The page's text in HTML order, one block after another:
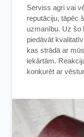
Serviss agri vai
reputāciju, tāpēc
uzmanību. Uz šo
piedāvāt
kas strādā ar
iekārtām.
konkurēt ar
Serviss agri vai
reputāciju, tāpēc
uzmanību. Uz šo
piedāvāt
kas strādā ar
iekārtām.
konkurēt ar
Mūsu kompānija
sazināties visu
reakcijas laiku
šādai dinamiskai
attiecas uz
Klienti , kas
saņemt tikai